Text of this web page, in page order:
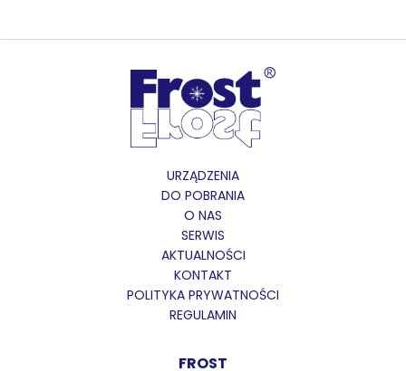
URZĄDZENIA
DO POBRANIA
O NAS
SERWIS
AKTUALNOŚCI
KONTAKT
POLITYKA PRYWATNOŚCI
REGULAMIN
FROST